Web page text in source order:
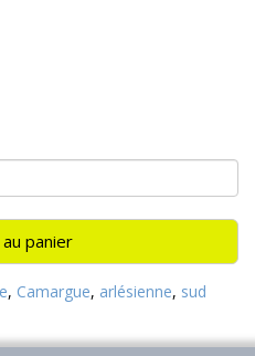
panier
, Camargue, arlésienne, sud